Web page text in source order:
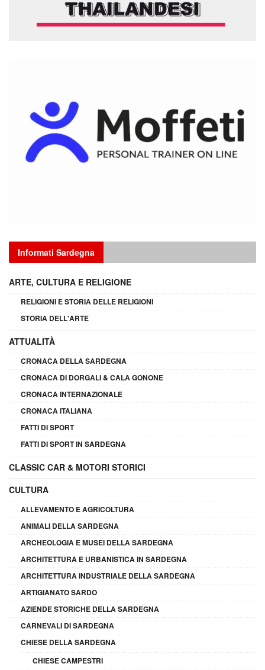
Informati Sardegna
ARTE, CULTURA E RELIGIONE
RELIGIONI E STORIA DELLE RELIGIONI
STORIA DELL'ARTE
ATTUALITÀ
CRONACA DELLA SARDEGNA
CRONACA DI DORGALI & CALA GONONE
CRONACA INTERNAZIONALE
CRONACA ITALIANA
FATTI DI SPORT
FATTI DI SPORT IN SARDEGNA
CLASSIC CAR & MOTORI STORICI
CULTURA
ALLEVAMENTO E AGRICOLTURA
ANIMALI DELLA SARDEGNA
ARCHEOLOGIA E MUSEI DELLA SARDEGNA
ARCHITETTURA E URBANISTICA IN SARDEGNA
ARCHITETTURA INDUSTRIALE DELLA SARDEGNA
ARTIGIANATO SARDO
AZIENDE STORICHE DELLA SARDEGNA
CARNEVALI DI SARDEGNA
CHIESE DELLA SARDEGNA
CHIESE CAMPESTRI